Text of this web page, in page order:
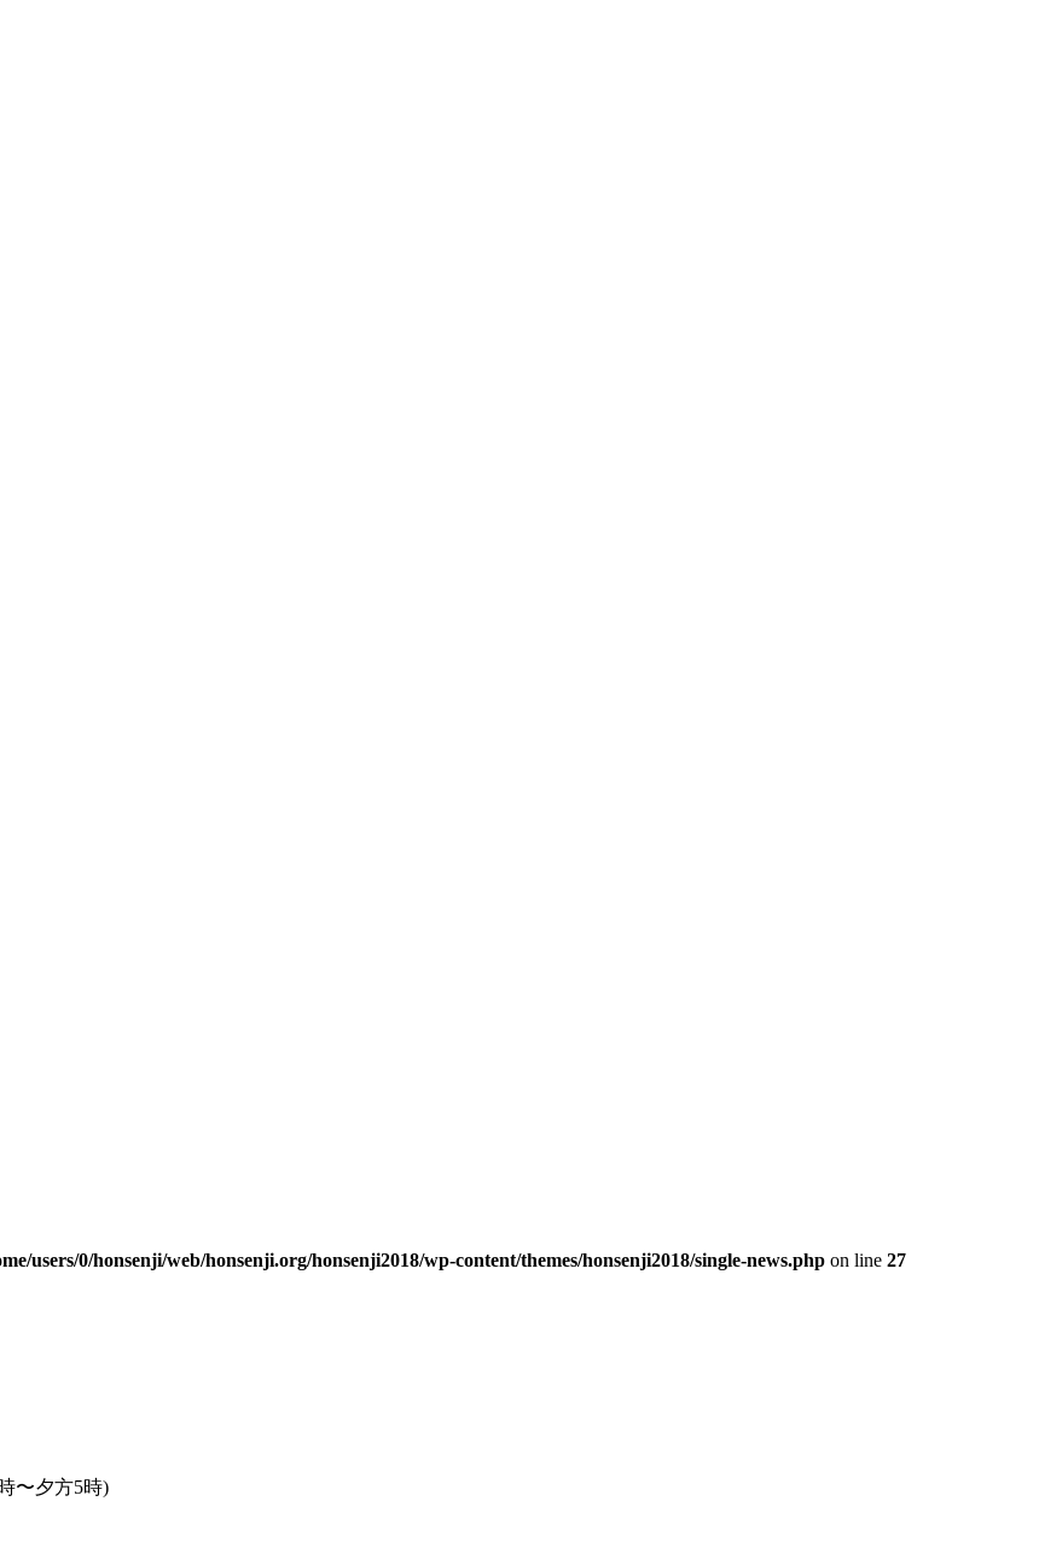
users/0/honsenji/web/honsenji.org/honsenji2018/wp-content/themes/honsenji2018/single-news.php on line 27
〜夕方5時)